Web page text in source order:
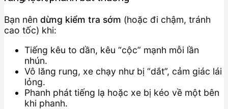
Bạn nên dừng kiểm tra sớm (hoặc đi chậm, tránh
cao tốc) khi:
Tiếng kêu to dần, kêu “cộc” mạnh mỗi lần
nhún.
Vô lăng rung, xe chạy như bị “dắt”, cảm giác lái
lỏng.
Phanh phát tiếng lạ hoặc xe bị kéo về một bên
khi phanh.